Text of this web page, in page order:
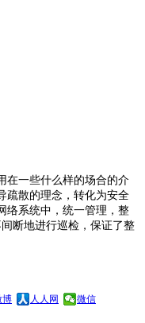
一些什么样的场合的介
疏散的理念，转化为安全
络系统中，统一管理，整
断地进行巡检，保证了整
博 人人网 微信